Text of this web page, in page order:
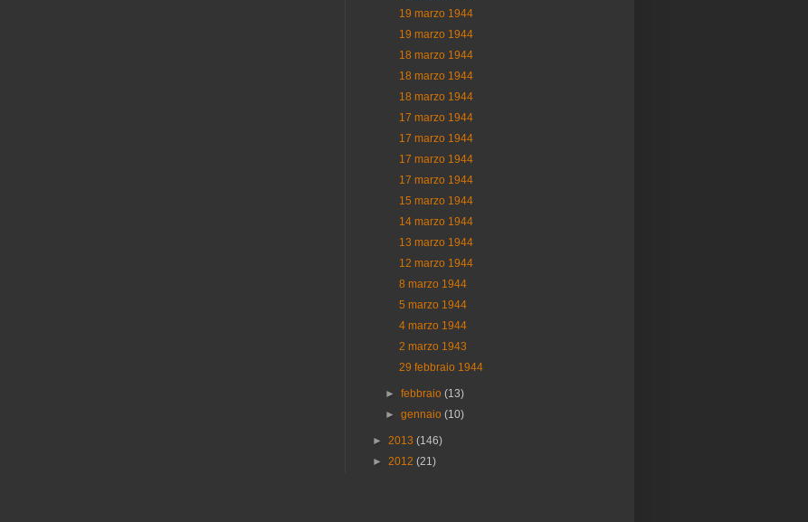
19 marzo 1944
19 marzo 1944
18 marzo 1944
18 marzo 1944
18 marzo 1944
17 marzo 1944
17 marzo 1944
17 marzo 1944
17 marzo 1944
15 marzo 1944
14 marzo 1944
13 marzo 1944
12 marzo 1944
8 marzo 1944
5 marzo 1944
4 marzo 1944
2 marzo 1943
29 febbraio 1944
►febbraio(13)
►gennaio(10)
► 2013 (146)
► 2012 (21)